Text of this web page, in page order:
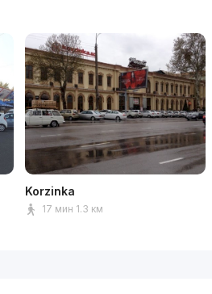
Korzinka
17 мин 1.3 км